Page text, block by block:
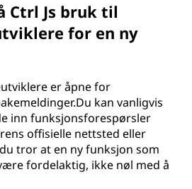
Ctrl Js bruk til
for en ny
er åpne for
kan vanligvis
inn funksjonsforespørsler
offisielle nettsted eller
tror at en ny funksjon som
fordelaktig, ikke nøl med å